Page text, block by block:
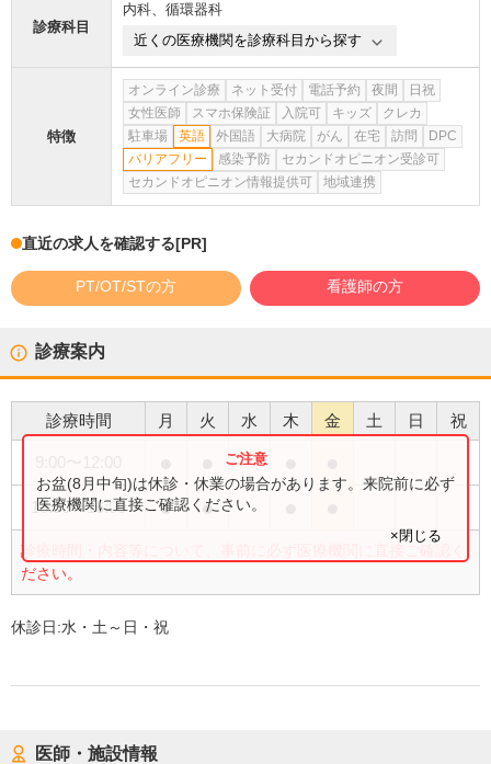
診療科目
内科、 循環器科
近くの医療機関を診療科目から探す
特徴
オンライン診療 ネット受付 電話予約 夜間
日祝
女性医師
スマホ保険証 入院可 キッズ
クレカ
駐車場
英語 外国語 大病院 がん 在宅 訪問
DPC
バリアフリー
感染予防
セカンドオピニオン受診可
セカンドオピニオン情報提供可
地域連携
直近の求人を確認する[PR]
PT/OT/STの方 看護師の方
診療案内
診療時間 月 火 水 木 金 土 日 祝
13:30〜16:00 ● ●
診療時間・内容等について、事前に必ず医療機関に直接ご確認く
ださい。
お盆(8月中旬)は休診・休業の場合があります。来院前に必ず
医療機関に直接ご確認ください。
×閉じる
休診日:水・土～日・祝
医師・施設情報